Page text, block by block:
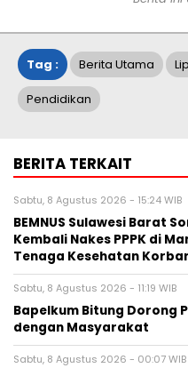
Tag : Berita Utama
Pendidikan
BERITA TERKAIT
Sabtu, 8 Agustus 2026 - 15:24 WIB
BEMNUS Sulawesi Barat
Kembali Nakes PPPK di
Tenaga Kesehatan
Sabtu, 8 Agustus 2026 - 11:19 WIB
Bapelkum Bitung Dorong
dengan Masyarakat
Sabtu, 8 Agustus 2026 - 00:07 WIB